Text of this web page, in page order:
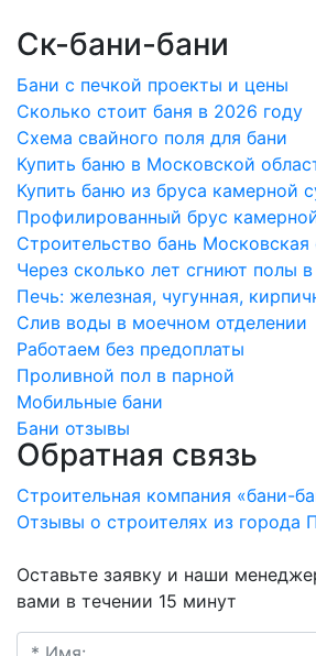
Ск-бани-бани
Бани с печкой проекты и цены
Сколько стоит баня в 2026 году
Схема свайного поля для бани
Купить баню в Московской
Купить баню из бруса камерной
Профилированный брус
Строительство бань Московская
Через сколько лет сгниют полы в
Печь: железная, чугунная,
Слив воды в моечном отделении
Работаем без предоплаты
Проливной пол в парной
Мобильные бани
Бани отзывы
Обратная связь
Строительная компания «бани-
Отзывы о строителях из города
Оставьте заявку и наши
вами в течении 15 минут